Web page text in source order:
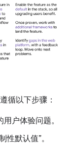
循以下步骤：
户体验问题。
默认值”。